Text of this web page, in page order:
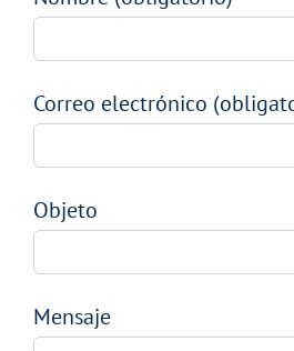
Correo electrónico
Objeto
Mensaje